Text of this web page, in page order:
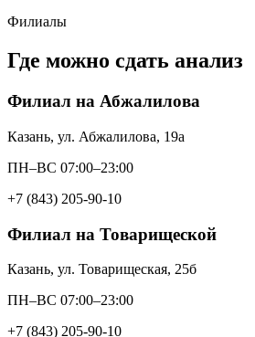
Филиалы
Где можно сдать анализ
Филиал на Абжалилова
Казань, ул. Абжалилова, 19а
ПН–ВС 07:00–23:00
+7 (843) 205-90-10
Филиал на Товарищеской
Казань, ул. Товарищеская, 25б
ПН–ВС 07:00–23:00
+7 (843) 205-90-10